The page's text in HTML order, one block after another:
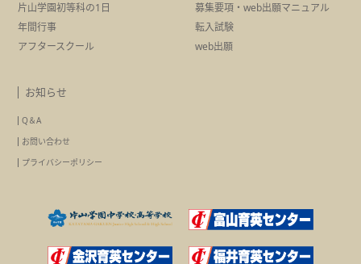
片山学園初等科の1日
年間行事
アフタースクール
募集要項・ web出願マニュアル
転入試験
web出願
お知らせ
Q＆A
お問い合わせ
プライバシーポリシー